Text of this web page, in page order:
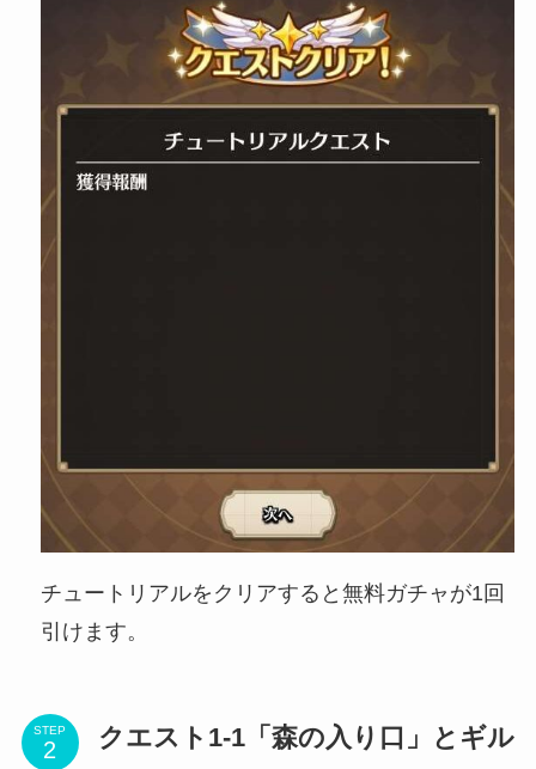
チュートリアルをクリアすると無料ガチャが1回
引けます。
STEP
クエスト1-1「森の入り口」とギル